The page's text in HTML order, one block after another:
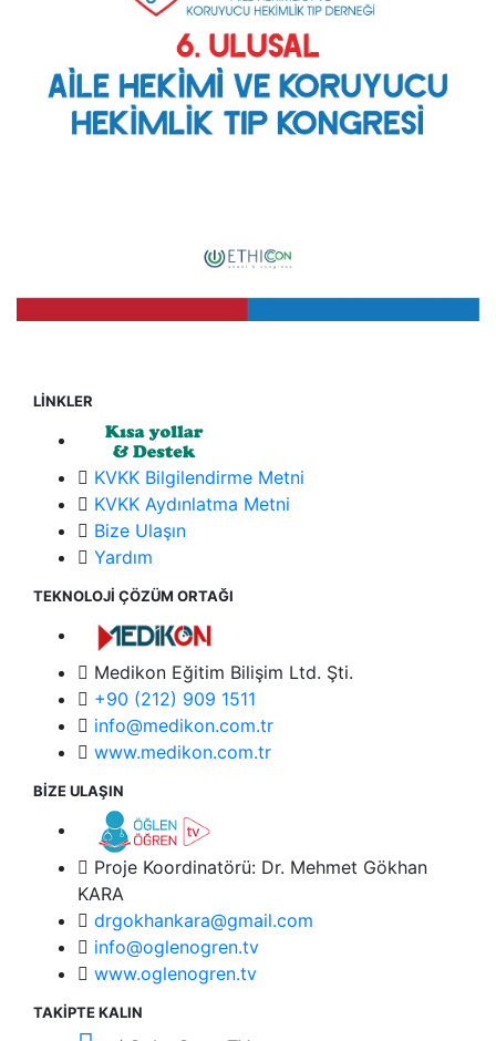
LİNKLER
KVKK Bilgilendirme Metni
KVKK Aydınlatma Metni
Bize Ulaşın
Yardım
TEKNOLOJİ ÇÖZÜM ORTAĞI
Medikon Eğitim Bilişim Ltd. Şti.
+90 (212) 909 1511
info@medikon.com.tr
www.medikon.com.tr
BİZE ULAŞIN
Proje Koordinatörü: Dr. Mehmet Gökhan
KARA
drgokhankara@gmail.com
info@oglenogren.tv
www.oglenogren.tv
TAKİPTE KALIN